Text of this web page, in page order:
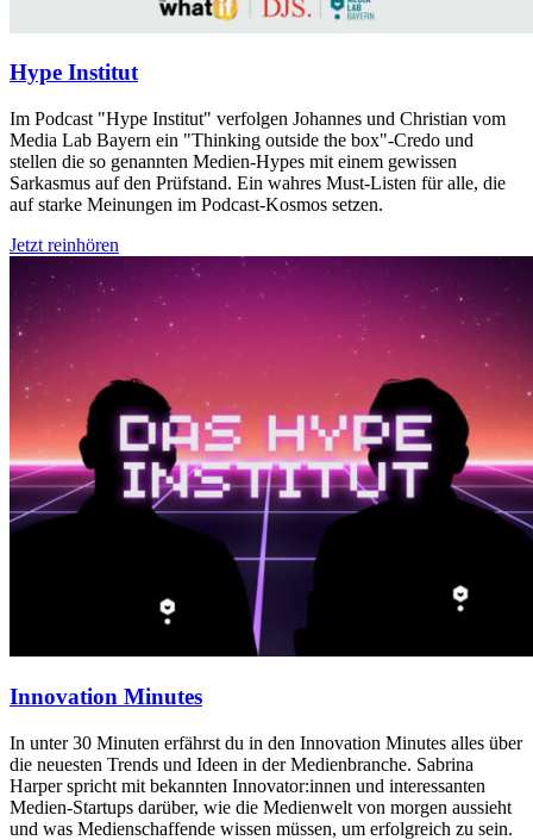
Hype Institut
Im Podcast "Hype Institut" verfolgen Johannes und Christian vom
Media Lab Bayern ein "Thinking outside the box"-Credo und
stellen die so genannten Medien-Hypes mit einem gewissen
Sarkasmus auf den Prüfstand. Ein wahres Must-Listen für alle, die
auf starke Meinungen im Podcast-Kosmos setzen.
Jetzt reinhören
Innovation Minutes
In unter 30 Minuten erfährst du in den Innovation Minutes alles über
die neuesten Trends und Ideen in der Medienbranche. Sabrina
Harper spricht mit bekannten Innovator:innen und interessanten
Medien-Startups darüber, wie die Medienwelt von morgen aussieht
und was Medienschaffende wissen müssen, um erfolgreich zu sein.